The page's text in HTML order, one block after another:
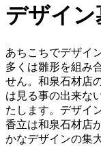
デザイン
あちこちでデザイ
多くは雛形を組み
せん。和泉石材店
は見る事の出来な
たします。デザイ
香立は和泉石材店
かなデザインの集